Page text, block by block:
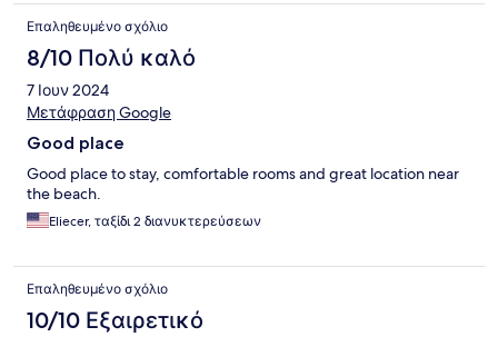
Επαληθευμένο σχόλιο
8/10 Πολύ καλό
7 Ιουν 2024
Μετάφραση Google
Good place
Good place to stay, comfortable rooms and great location near
the beach.
Eliecer, ταξίδι 2 διανυκτερεύσεων
Επαληθευμένο σχόλιο
10/10 Εξαιρετικό